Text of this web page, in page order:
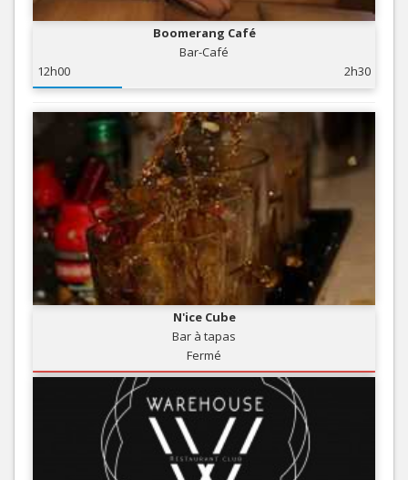
Boomerang Café
Bar-Café
12h00
2h30
N'ice Cube
Bar à tapas
Fermé